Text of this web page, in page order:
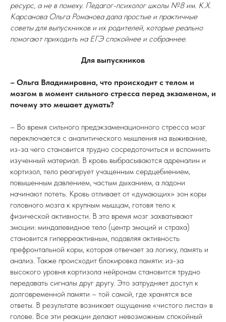
ресурс, а не в помеху. Педагог-психолог школы №8 им. К.Х.
Карсанова Ольга Романова дала простые и практичные
советы для выпускников и их родителей, которые реально
помогают приходить на ЕГЭ спокойнее и собраннее.
Для выпускников
– Ольга Владимировна, что происходит с телом и
мозгом в момент сильного стресса перед экзаменом, и
почему это мешает думать?
– Во время сильного предэкзаменационного стресса мозг
переключается с аналитического мышления на выживание,
из-за чего становится трудно сосредоточиться и вспомнить
изученный материал. В кровь выбрасываются адреналин и
кортизол, тело реагирует учащенным сердцебиением,
повышенным давлением, частым дыханием, а ладони
начинают потеть. Кровь отливает от «думающих» зон коры
головного мозга к крупным мышцам, готовя тело к
физической активности. В это время мозг захватывают
эмоции: миндалевидное тело (центр эмоций и страха)
становится гиперреактивным, подавляя активность
префронтальной коры, которая отвечает за логику, память и
анализ. Также происходит блокировка памяти: из-за
высокого уровня кортизола нейронам становится трудно
передавать сигналы друг другу. Это затрудняет доступ к
долговременной памяти – той самой, где хранятся все
ответы. В результате возникает ощущение «чистого листа» в
голове. Все эти реакции делают невозможным спокойный